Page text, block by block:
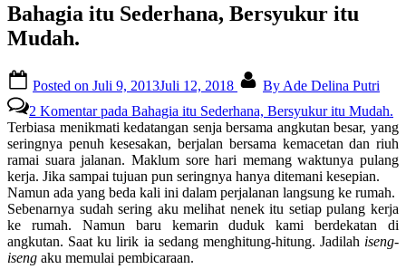
Bahagia itu Sederhana, Bersyukur itu
Mudah.
Posted on Juli 9, 2013Juli 12, 2018 By Ade Delina Putri
2 Komentarpada Bahagia itu Sederhana, Bersyukur itu Mudah.
Terbiasa menikmati kedatangan senja bersama angkutan besar, yang
seringnya penuh kesesakan, berjalan bersama kemacetan dan riuh
ramai suara jalanan. Maklum sore hari memang waktunya pulang
kerja. Jika sampai tujuan pun seringnya hanya ditemani kesepian.
Namun ada yang beda kali ini dalam perjalanan langsung ke rumah.
Sebenarnya sudah sering aku melihat nenek itu setiap pulang kerja
ke rumah. Namun baru kemarin duduk kami berdekatan di
angkutan. Saat ku lirik ia sedang menghitung-hitung. Jadilah iseng-
iseng aku memulai pembicaraan.